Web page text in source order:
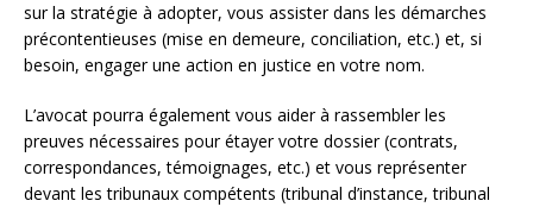
sur la stratégie à adopter, vous assister dans les démarches
précontentieuses (mise en demeure, conciliation, etc.) et, si
besoin, engager une action en justice en votre nom.
L’avocat pourra également vous aider à rassembler les
preuves nécessaires pour étayer votre dossier (contrats,
correspondances, témoignages, etc.) et vous représenter
devant les tribunaux compétents (tribunal d’instance, tribunal